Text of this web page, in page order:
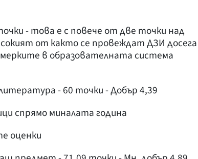
- това е с повече от две точки над
от както се провеждат ДЗИ
в образователната система
- 60 точки - Добър 4,39
спрямо миналата година
оценки